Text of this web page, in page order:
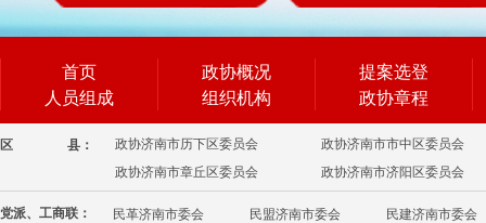
首页
人员组成
政协概况
组织机构
提案选登
政协章程
区 县： 政协济南市历下区委员会
政协济南市市中区委员会
政协济南市章丘区委员会
政协济南市济阳区委员会
党派、工商联： 民革济南市委会 民盟济南市委会 民建济南市委会